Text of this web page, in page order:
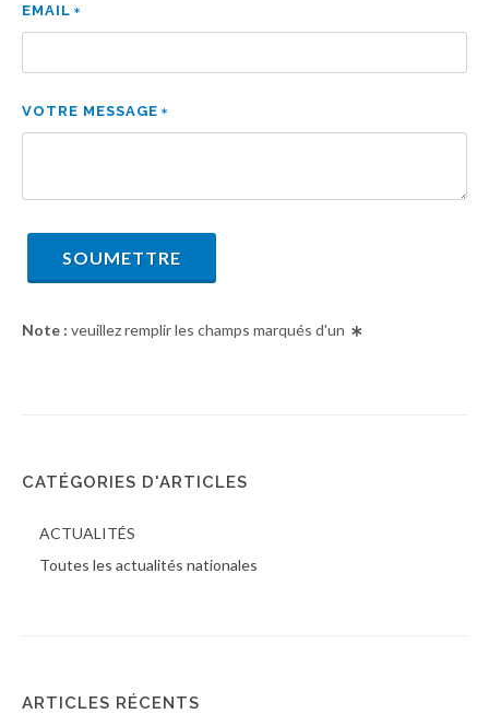
EMAIL
VOTRE MESSAGE
SOUMETTRE
Note : veuillez remplir les champs marqués d'un
CATÉGORIES D'ARTICLES
ACTUALITÉS
Toutes les actualités nationales
ARTICLES RÉCENTS